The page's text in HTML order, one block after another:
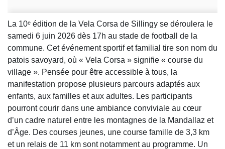
La 10ᵉ édition de la Vela Corsa de Sillingy se déroulera le
samedi 6 juin 2026 dès 17h au stade de football de la
commune. Cet événement sportif et familial tire son nom du
patois savoyard, où « Vela Corsa » signifie « course du
village ». Pensée pour être accessible à tous, la
manifestation propose plusieurs parcours adaptés aux
enfants, aux familles et aux adultes. Les participants
pourront courir dans une ambiance conviviale au cœur
d’un cadre naturel entre les montagnes de la Mandallaz et
d’Âge. Des courses jeunes, une course famille de 3,3 km
et un relais de 11 km sont notamment au programme. Un